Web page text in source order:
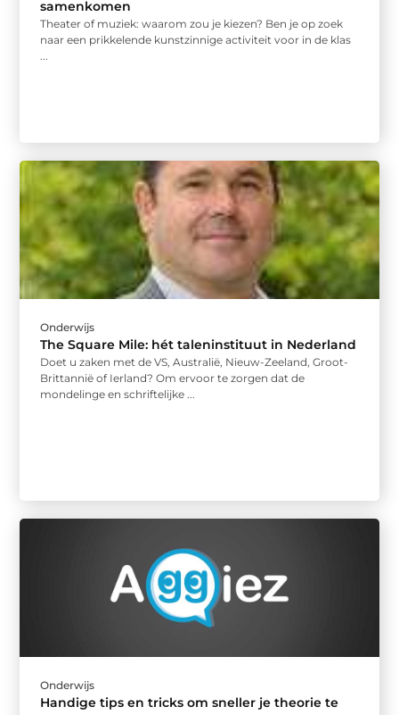
samenkomen
Theater of muziek: waarom zou je kiezen? Ben je op zoek
naar een prikkelende kunstzinnige activiteit voor in de klas
Onderwijs
The Square Mile: hét taleninstituut in Nederland
Doet u zaken met de VS, Australië, Nieuw-Zeeland, Groot-
Brittannië of Ierland? Om ervoor te zorgen dat de
mondelinge en schriftelijke ...
Onderwijs
Handige tips en tricks om sneller je theorie te